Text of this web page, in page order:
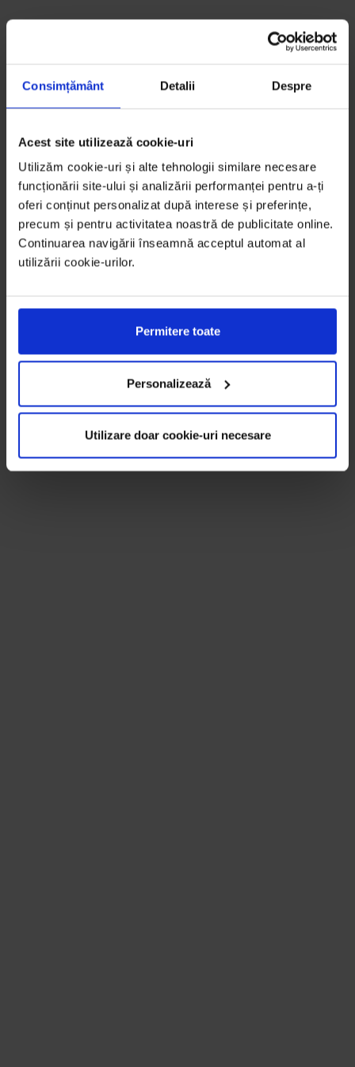
Consimțământ Detalii Despre
Acest site utilizează cookie-uri
Utilizăm cookie-uri și alte tehnologii similare necesare
funcționării site-ului și analizării performanței pentru a-ți
oferi conținut personalizat după interese și preferințe,
precum și pentru activitatea noastră de publicitate online.
Continuarea navigării înseamnă acceptul automat al
utilizării cookie-urilor.
Permitere toate
Personalizează
Utilizare doar cookie-uri necesare